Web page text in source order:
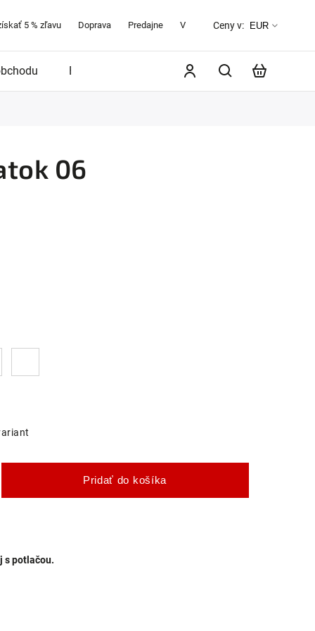
5 % zľavu Doprava Predajne Veľkostná tabuľka O značke
Ceny v: EUR
Blog
06
Pridať do košíka
s potlačou.